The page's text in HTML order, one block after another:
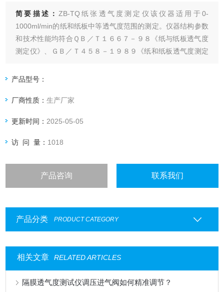
简要描述： ZB-TQ纸张透气度测定仪该仪器适用于0-
1000ml/min的纸和纸板中等透气度范围的测定。仪器结构参数
和技术性能均符合ＱＢ／Ｔ１６６７－９８《纸与纸板透气度
测定仪》、ＧＢ／Ｔ４５８－１９８９《纸和纸板透气度测定
产品型号：
厂商性质：生产厂家
更新时间： 2025-05-05
访 问 量： 1018
产品咨询 联系我们
产品分类 PRODUCT CATEGORY
相关文章 RELATED ARTICLES
隔膜透气度测试仪调压进气阀如何精准调节？